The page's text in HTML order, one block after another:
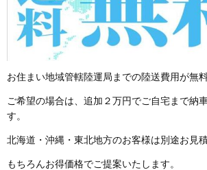
お住まい地域管轄陸運局までの陸送費用が無
ご希望の場合は、追加２万円でご自宅まで納
す。
北海道・沖縄・東北地方のお客様は別途お見
もちろんお得価格でご提案いたします。